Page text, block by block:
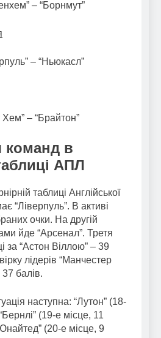
– “Борнмут”
– “Ньюкасл”
Хем” – “Брайтон”
команд в
АПЛ
таблиці Англійської
“Ліверпуль”. В активі
очки. На другій
йде “Арсенал”. Третя
за “Астон Віллою” – 39
лідерів “Манчестер
37 балів.
наступна: “Лутон” (18-
(19-е місце, 11
(20-е місце, 9